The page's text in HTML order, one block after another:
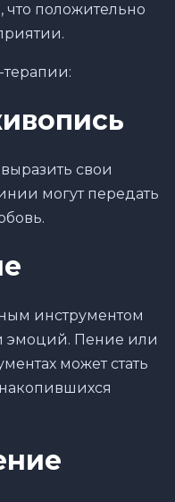
что положительно
свои
могут передать
инструментом
эмоций. Пение или
может стать